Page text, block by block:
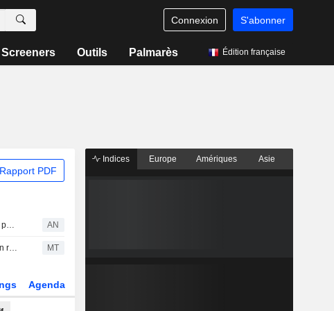
Connexion S'abonner
Screeners Outils Palmarès Édition française
Rapport PDF
PALMARÈS : Les minières portées par le rallye des métaux ; Next relève encore ses prévisions AN
Fitch abaisse la note d'Energean en raison de performances opérationnelles décevantes MT
Agenda
Indices Europe Amériques Asie